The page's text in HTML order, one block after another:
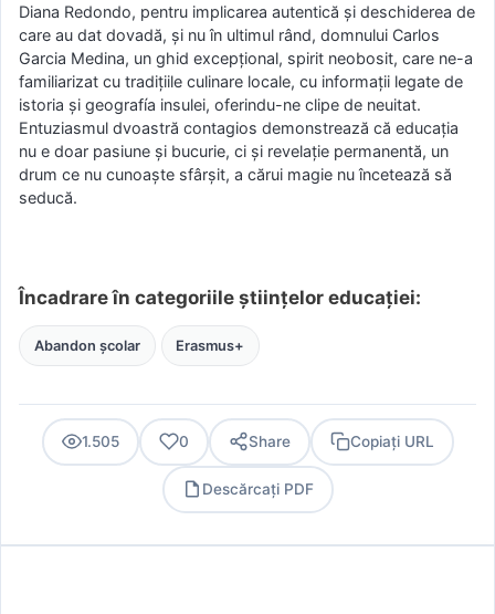
Diana Redondo, pentru implicarea autentică și deschiderea de
care au dat dovadă, și nu în ultimul rând, domnului Carlos
Garcia Medina, un ghid excepțional, spirit neobosit, care ne-a
familiarizat cu tradițiile culinare locale, cu informații legate de
istoria și geografía insulei, oferindu-ne clipe de neuitat.
Entuziasmul dvoastră contagios demonstrează că educația
nu e doar pasiune și bucurie, ci și revelație permanentă, un
drum ce nu cunoaște sfârșit, a cărui magie nu încetează să
seducă.
Încadrare în categoriile științelor educației:
Abandon școlar Erasmus+
1.505 0 Share Copiați URL
Descărcați PDF